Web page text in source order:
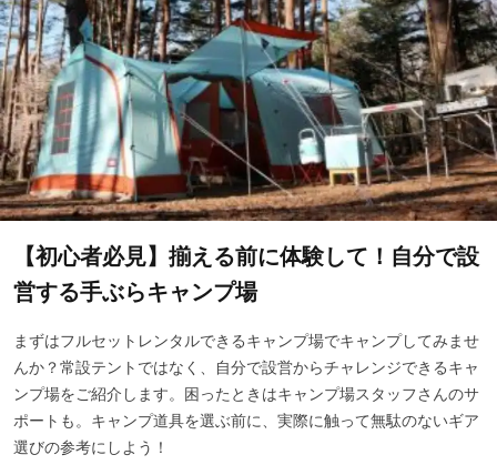
【初心者必見】揃える前に体験して！自分で設
営する手ぶらキャンプ場
まずはフルセットレンタルできるキャンプ場でキャンプしてみませ
んか？常設テントではなく、自分で設営からチャレンジできるキャ
ンプ場をご紹介します。困ったときはキャンプ場スタッフさんのサ
ポートも。キャンプ道具を選ぶ前に、実際に触って無駄のないギア
選びの参考にしよう！